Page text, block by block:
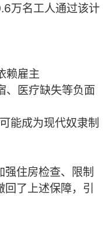
万名工人通过该计
赖雇主
、医疗缺失等负面
能成为现代奴隶制
住房检查、限制
了上述保障，引